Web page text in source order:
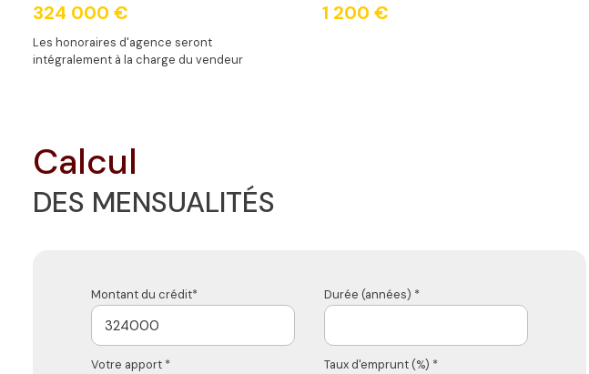
324 000 €
Les honoraires d'agence seront
intégralement à la charge du vendeur
1 200 €
calcul
DES MENSUALITÉS
Montant du crédit* Durée (années) *
Votre apport * Taux d'emprunt (%) *